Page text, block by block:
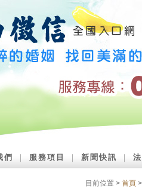
們 服務項目 新聞快訊
目前位置 > 首頁 >